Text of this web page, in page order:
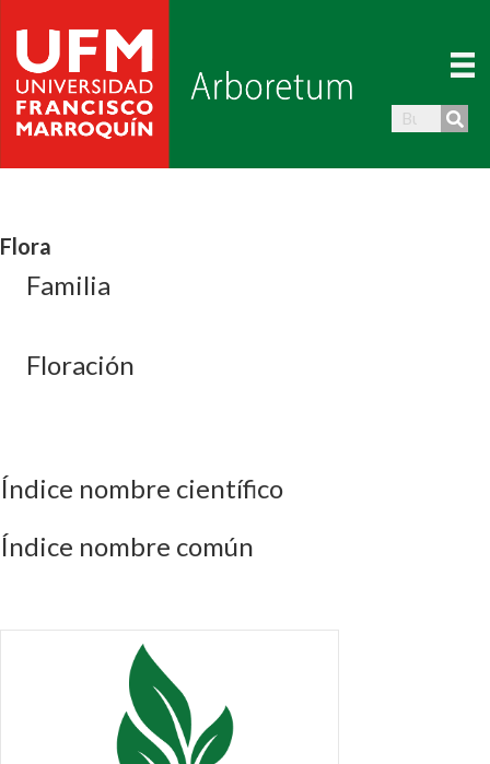
Flora
Familia
Floración
Índice nombre científico
Índice nombre común